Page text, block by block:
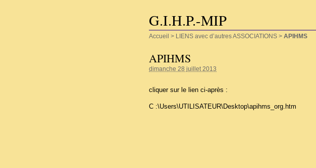
G.I.H.P.-MIP
Accueil > LIENS avec d’autres ASSOCIATIONS > APIHMS
APIHMS
dimanche 28 juillet 2013
cliquer sur le lien ci-après :
C :\Users\UTILISATEUR\Desktop\apihms_org.htm